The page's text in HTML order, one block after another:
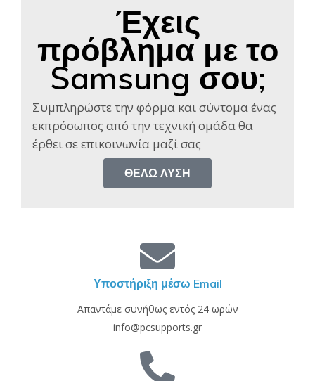
Έχεις
πρόβλημα με το
Samsung σου;
Συμπληρώστε την φόρμα και σύντομα ένας
εκπρόσωπος από την τεχνική ομάδα θα
έρθει σε επικοινωνία μαζί σας​
ΘΈΛΩ ΛΎΣΗ
Υποστήριξη μέσω Email
Απαντάμε συνήθως εντός 24 ωρών
info@pcsupports.gr